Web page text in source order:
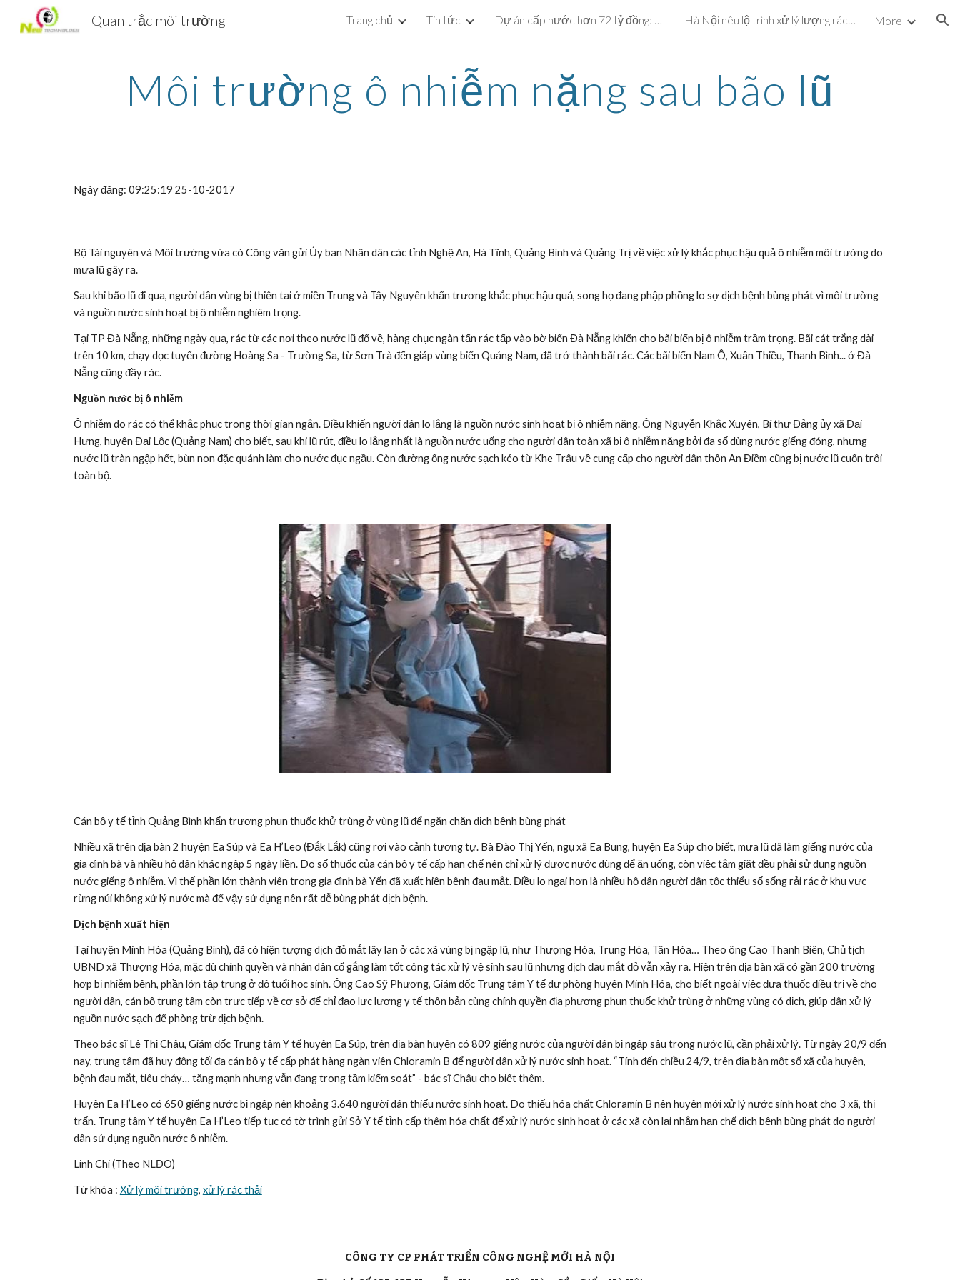
Skip to main content Skip to navigation
Quan trắc môi trường Trang chủ Tin tức Dự án cấp nước hơn 72 tỷ đồng: Vừa vận hành, vừa khắc phục sự cố Hà Nội nêu lộ trình xử lý lượng rác chôn ở bãi Nam Sơn More
Môi trường ô nhiễm nặng sau bão lũ
Ngày đăng: 09:25:19 25-10-2017
Bộ Tài nguyên và Môi trường vừa có Công văn gửi Ủy ban Nhân dân các tỉnh Nghệ An, Hà Tĩnh, Quảng Bình và Quảng Trị về việc xử lý khắc phục hậu quả ô nhiễm môi trường do
mưa lũ gây ra.
Sau khi bão lũ đi qua, người dân vùng bị thiên tai ở miền Trung và Tây Nguyên khẩn trương khắc phục hậu quả, song họ đang phập phồng lo sợ dịch bệnh bùng phát vì môi trường
và nguồn nước sinh hoạt bị ô nhiễm nghiêm trọng.
Tại TP Đà Nẵng, những ngày qua, rác từ các nơi theo nước lũ đổ về, hàng chục ngàn tấn rác tấp vào bờ biển Đà Nẵng khiến cho bãi biển bị ô nhiễm trầm trọng. Bãi cát trắng dài
trên 10 km, chạy dọc tuyến đường Hoàng Sa - Trường Sa, từ Sơn Trà đến giáp vùng biển Quảng Nam, đã trở thành bãi rác. Các bãi biển Nam Ô, Xuân Thiều, Thanh Bình... ở Đà
Nẵng cũng đầy rác.
Nguồn nước bị ô nhiễm
Ô nhiễm do rác có thể khắc phục trong thời gian ngắn. Điều khiến người dân lo lắng là nguồn nước sinh hoạt bị ô nhiễm nặng. Ông Nguyễn Khắc Xuyên, Bí thư Đảng ủy xã Đại
Hưng, huyện Đại Lộc (Quảng Nam) cho biết, sau khi lũ rút, điều lo lắng nhất là nguồn nước uống cho người dân toàn xã bị ô nhiễm nặng bởi đa số dùng nước giếng đóng, nhưng
nước lũ tràn ngập hết, bùn non đặc quánh làm cho nước đục ngầu. Còn đường ống nước sạch kéo từ Khe Trâu về cung cấp cho người dân thôn An Điềm cũng bị nước lũ cuốn trôi
toàn bộ.
Cán bộ y tế tỉnh Quảng Bình khẩn trương phun thuốc khử trùng ở vùng lũ để ngăn chặn dịch bệnh bùng phát
Nhiều xã trên địa bàn 2 huyện Ea Súp và Ea H’Leo (Đắk Lắk) cũng rơi vào cảnh tương tự. Bà Đào Thị Yến, ngụ xã Ea Bung, huyện Ea Súp cho biết, mưa lũ đã làm giếng nước của
gia đình bà và nhiều hộ dân khác ngập 5 ngày liền. Do số thuốc của cán bộ y tế cấp hạn chế nên chỉ xử lý được nước dùng để ăn uống, còn việc tắm giặt đều phải sử dụng nguồn
nước giếng ô nhiễm. Vì thế phần lớn thành viên trong gia đình bà Yến đã xuất hiện bệnh đau mắt. Điều lo ngại hơn là nhiều hộ dân người dân tộc thiểu số sống rải rác ở khu vực
rừng núi không xử lý nước mà để vậy sử dụng nên rất dễ bùng phát dịch bệnh.
Dịch bệnh xuất hiện
Tại huyện Minh Hóa (Quảng Bình), đã có hiện tượng dịch đỏ mắt lây lan ở các xã vùng bị ngập lũ, như Thượng Hóa, Trung Hóa, Tân Hóa… Theo ông Cao Thanh Biên, Chủ tịch
UBND xã Thượng Hóa, mặc dù chính quyền và nhân dân cố gắng làm tốt công tác xử lý vệ sinh sau lũ nhưng dịch đau mắt đỏ vẫn xảy ra. Hiện trên địa bàn xã có gần 200 trường
hợp bị nhiễm bệnh, phần lớn tập trung ở độ tuổi học sinh. Ông Cao Sỹ Phượng, Giám đốc Trung tâm Y tế dự phòng huyện Minh Hóa, cho biết ngoài việc đưa thuốc điều trị về cho
người dân, cán bộ trung tâm còn trực tiếp về cơ sở để chỉ đạo lực lượng y tế thôn bản cùng chính quyền địa phương phun thuốc khử trùng ở những vùng có dịch, giúp dân xử lý
nguồn nước sạch để phòng trừ dịch bệnh.
Theo bác sĩ Lê Thị Châu, Giám đốc Trung tâm Y tế huyện Ea Súp, trên địa bàn huyện có 809 giếng nước của người dân bị ngập sâu trong nước lũ, cần phải xử lý. Từ ngày 20/9 đến
nay, trung tâm đã huy động tối đa cán bộ y tế cấp phát hàng ngàn viên Chloramin B để người dân xử lý nước sinh hoạt. “Tính đến chiều 24/9, trên địa bàn một số xã của huyện,
bệnh đau mắt, tiêu chảy… tăng mạnh nhưng vẫn đang trong tầm kiểm soát” - bác sĩ Châu cho biết thêm.
Huyện Ea H’Leo có 650 giếng nước bị ngập nên khoảng 3.640 người dân thiếu nước sinh hoạt. Do thiếu hóa chất Chloramin B nên huyện mới xử lý nước sinh hoạt cho 3 xã, thị
trấn. Trung tâm Y tế huyện Ea H’Leo tiếp tục có tờ trình gửi Sở Y tế tỉnh cấp thêm hóa chất để xử lý nước sinh hoạt ở các xã còn lại nhằm hạn chế dịch bệnh bùng phát do người
dân sử dụng nguồn nước ô nhiễm.
Linh Chi (Theo NLĐO)
Từ khóa : Xử lý môi trường, xử lý rác thải
CÔNG TY CP PHÁT TRIỂN CÔNG NGHỆ MỚI HÀ NỘI